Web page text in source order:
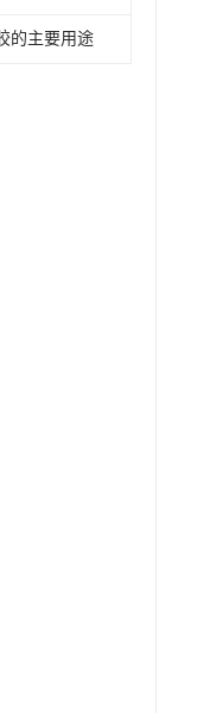
的主要用途